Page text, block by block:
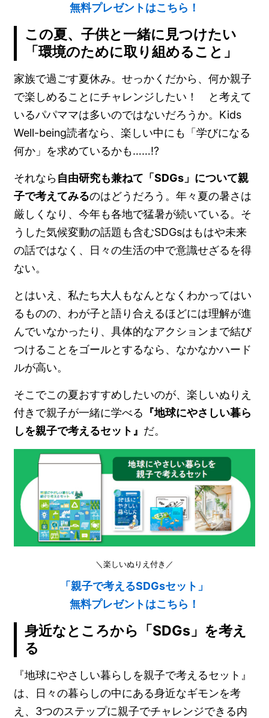
無料プレゼントはこちら！
この夏、子供と一緒に見つけたい
「環境のために取り組めること」
家族で過ごす夏休み。せっかくだから、何か親子
で楽しめることにチャレンジしたい！ と考えて
いるパパママは多いのではないだろうか。Kids
Well-being読者なら、楽しい中にも「学びになる
何か」を求めているかも……!?
それなら自由研究も兼ねて「SDGs」について親
子で考えてみるのはどうだろう。年々夏の暑さは
厳しくなり、今年も各地で猛暑が続いている。そ
うした気候変動の話題も含むSDGsはもはや未来
の話ではなく、日々の生活の中で意識せざるを得
ない。
とはいえ、私たち大人もなんとなくわかってはい
るものの、わが子と語り合えるほどには理解が進
んでいなかったり、具体的なアクションまで結び
つけることをゴールとするなら、なかなかハード
ルが高い。
そこでこの夏おすすめしたいのが、楽しいぬりえ
付きで親子が一緒に学べる
『地球にやさしい暮ら
しを親子で考えるセット』 だ。
＼楽しいぬりえ付き／
「親子で考えるSDGsセット」
無料プレゼントはこちら！
身近なところから「SDGs」を考え
る
『地球にやさしい暮らしを親子で考えるセット』
は、日々の暮らしの中にある身近なギモンを考
え、3つのステップに親子でチャレンジできる内